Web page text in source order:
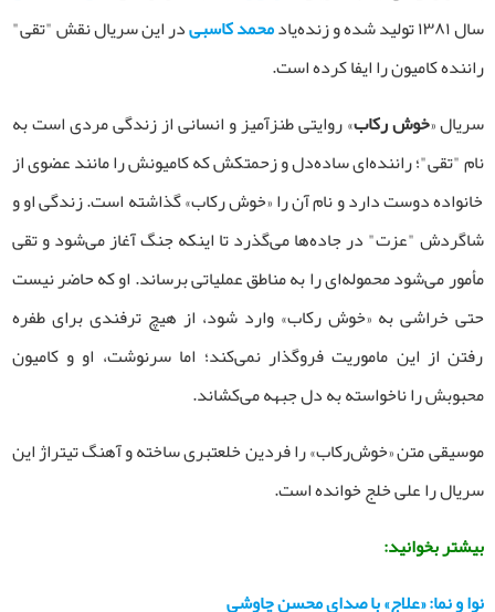
سال ۱۳۸۱ تولید شده و زنده‌یاد
محمد کاسبیدر این سریال نقش "تقی"
راننده کامیون را ایفا کرده است.
سریال «خوش‌ رکاب» روایتی طنزآمیز و انسانی از زندگی مردی است به
نام "تقی"؛ راننده‌ای ساده‌دل و زحمتکش که کامیونش را مانند عضوی از
خانواده دوست دارد و نام آن را «خوش‌ رکاب» گذاشته است. زندگی او و
شاگردش "عزت" در جاده‌ها می‌گذرد تا اینکه جنگ آغاز می‌شود و تقی
مأمور می‌شود محموله‌ای را به مناطق عملیاتی برساند. او که حاضر نیست
حتی خراشی به «خوش‌ رکاب» وارد شود، از هیچ ترفندی برای طفره
رفتن از این ماموریت فروگذار نمی‌کند؛ اما سرنوشت، او و کامیون
محبوبش را ناخواسته به دل جبهه می‌کشاند.
موسیقی متن «خوش‌رکاب» را فردین خلعتبری ساخته و آهنگ تیتراژ این
سریال راعلی خلج خوانده است.
بیشتر بخوانید:
نوا و نما: «علاج» با صدای محسن چاوشی